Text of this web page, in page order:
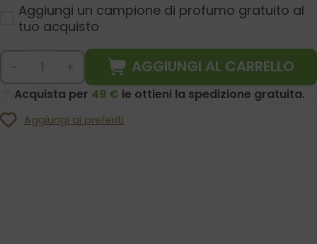
Aggiungi un campione di profumo gratuito al
tuo acquisto
AGGIUNGI AL CARRELLO
Acquista per 49 € ie ottieni la spedizione gratuita.
Aggiungi ai preferiti